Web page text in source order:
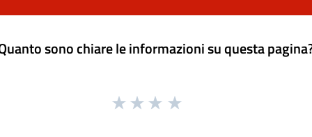
sono chiare le informazioni su questa